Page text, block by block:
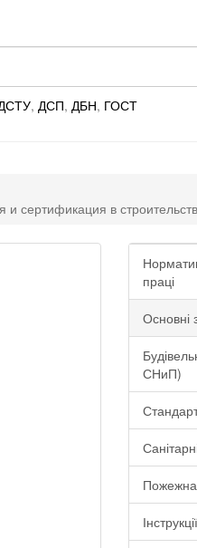
, ДСП, ДБН, ГОСТ
сертификация в
праці
Основні
СНиП)